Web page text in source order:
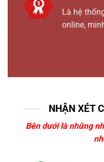
Là hệ
online,
NHẬN XÉT
Bên dưới là những